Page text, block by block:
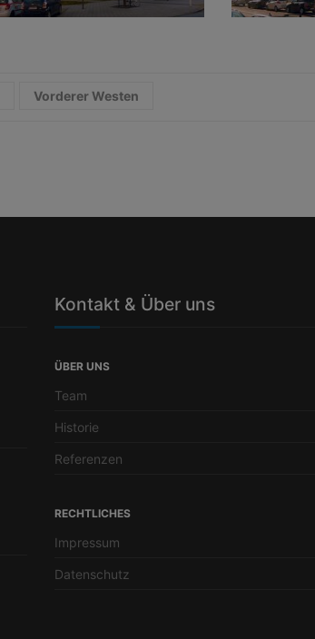
Vorderer Westen
Kontakt & Über uns
ÜBER UNS
Team
Historie
Referenzen
RECHTLICHES
Impressum
Datenschutz